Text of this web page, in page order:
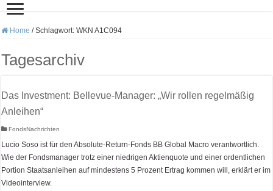
Home / Schlagwort:WKN A1C094
Tagesarchiv
Das Investment: Bellevue-Manager: „Wir rollen regelmäßig
Anleihen“
FondsNachrichten
Lucio Soso ist für den Absolute-Return-Fonds BB Global Macro verantwortlich.
Wie der Fondsmanager trotz einer niedrigen Aktienquote und einer ordentlichen
Portion Staatsanleihen auf mindestens 5 Prozent Ertrag kommen will, erklärt er im
Videointerview.